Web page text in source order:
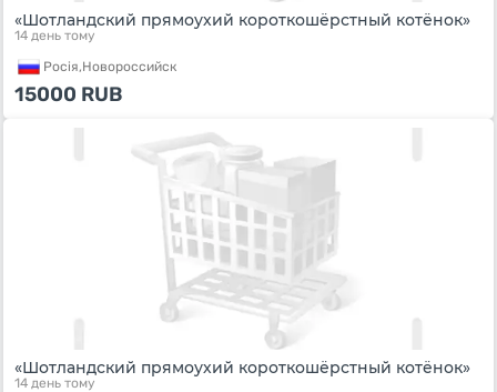
«Шотландский прямоухий короткошёрстный котёнок»
14 день тому
Росiя,Новороссийск
15000 RUB
«Шотландский прямоухий короткошёрстный котёнок»
14 день тому